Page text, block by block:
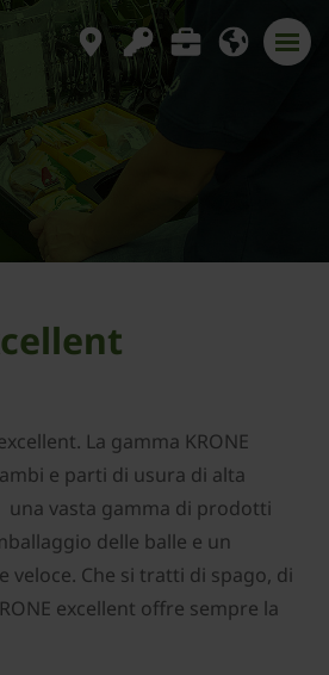
La gamma KRONE
e parti di usura di alta
vasta gamma di prodotti
delle balle e un
veloce. Che si tratti di spago, di
excellent offre sempre la